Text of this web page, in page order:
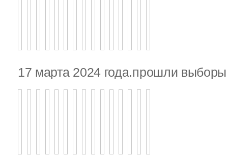
17 марта 2024 года.прошли